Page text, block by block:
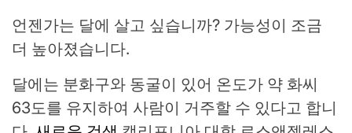
언젠가는 달에 살고 싶습니까? 가능성이 조금
더 높아졌습니다.
달에는 분화구와 동굴이 있어 온도가 약 화씨
63도를 유지하여 사람이 거주할 수 있다고 합니